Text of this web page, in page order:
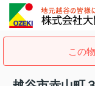
この